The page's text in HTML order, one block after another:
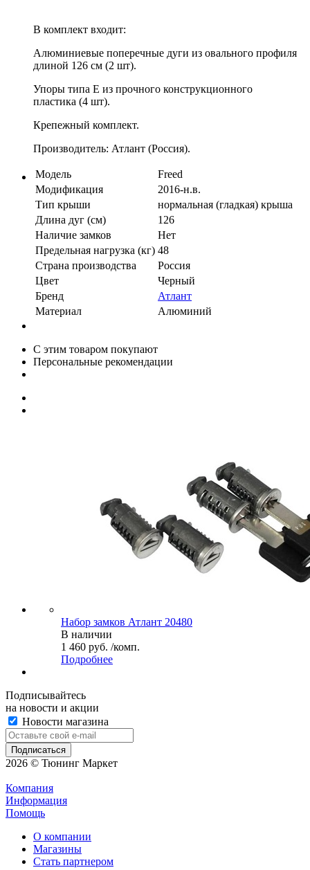
В комплект входит:
Алюминиевые поперечные дуги из овального профиля
длиной 126 см (2 шт).
Упоры типа E из прочного конструкционного
пластика (4 шт).
Крепежный комплект.
Производитель: Атлант (Россия).
Модель
Freed
Модификация
2016-н.в.
Тип крыши
нормальная (гладкая) крыша
Длина дуг (см)
126
Наличие замков
Нет
Предельная нагрузка (кг) 48
Страна производства
Россия
Цвет
Черный
Бренд
Атлант
Материал
Алюминий
С этим товаром покупают
Персональные рекомендации
Набор замков Атлант 20480
В наличии
1 460 руб. /комп.
Подробнее
Подписывайтесь
на новости и акции
Новости магазина
2026 © Тюнинг Маркет
Компания
Информация
Помощь
О компании
Магазины
Стать партнером